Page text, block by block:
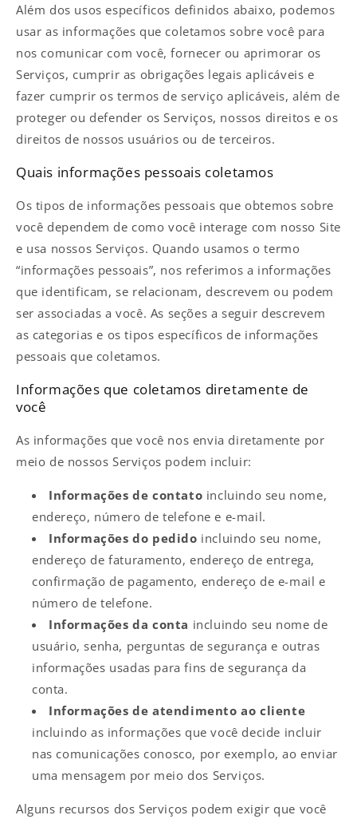
Além dos usos específicos definidos abaixo, podemos
usar as informações que coletamos sobre você para
nos comunicar com você, fornecer ou aprimorar os
Serviços, cumprir as obrigações legais aplicáveis e
fazer cumprir os termos de serviço aplicáveis, além de
proteger ou defender os Serviços, nossos direitos e os
direitos de nossos usuários ou de terceiros.
Quais informações pessoais coletamos
Os tipos de informações pessoais que obtemos sobre
você dependem de como você interage com nosso Site
e usa nossos Serviços. Quando usamos o termo
“informações pessoais”, nos referimos a informações
que identificam, se relacionam, descrevem ou podem
ser associadas a você. As seções a seguir descrevem
as categorias e os tipos específicos de informações
pessoais que coletamos.
Informações que coletamos diretamente de
você
As informações que você nos envia diretamente por
meio de nossos Serviços podem incluir:
Informações de contato incluindo seu nome,
endereço, número de telefone e e-mail.
Informações do pedido incluindo seu nome,
endereço de faturamento, endereço de entrega,
confirmação de pagamento, endereço de e-mail e
número de telefone.
Informações da conta incluindo seu nome de
usuário, senha, perguntas de segurança e outras
informações usadas para fins de segurança da
conta.
Informações de atendimento ao cliente
incluindo as informações que você decide incluir
nas comunicações conosco, por exemplo, ao enviar
uma mensagem por meio dos Serviços.
Alguns recursos dos Serviços podem exigir que você